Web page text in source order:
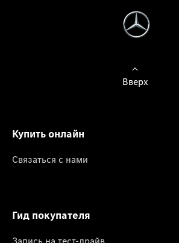
Вверх
Купить онлайн
Связаться с нами
Гид покупателя
Запись на тест-драйв